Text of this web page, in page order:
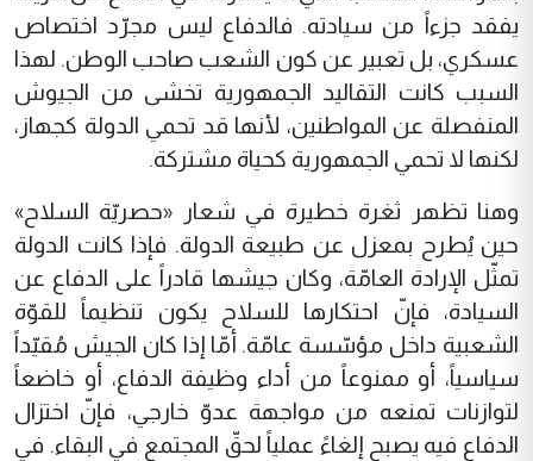
يفقد جزءاً من سيادته. فالدفاع ليس مجرّد اختصاص
عسكري، بل تعبير عن كون الشعب صاحب الوطن. لهذا
السبب كانت التقاليد الجمهورية تخشى من الجيوش
المنفصلة عن المواطنين، لأنها قد تحمي الدولة كجهاز،
لكنها لا تحمي الجمهورية كحياة مشتركة.
وهنا تظهر ثغرة خطيرة في شعار «حصريّة السلاح»
حين يُطرح بمعزل عن طبيعة الدولة. فإذا كانت الدولة
تمثّل الإرادة العامّة، وكان جيشها قادراً على الدفاع عن
السيادة، فإنّ احتكارها للسلاح يكون تنظيماً للقوّة
الشعبية داخل مؤسّسة عامّة. أمّا إذا كان الجيش مُقيّداً
سياسياً، أو ممنوعاً من أداء وظيفة الدفاع، أو خاضعاً
لتوازنات تمنعه من مواجهة عدوّ خارجي، فإنّ اختزال
الدفاع فيه يصبح إلغاءً عملياً لحقّ المجتمع في البقاء. في